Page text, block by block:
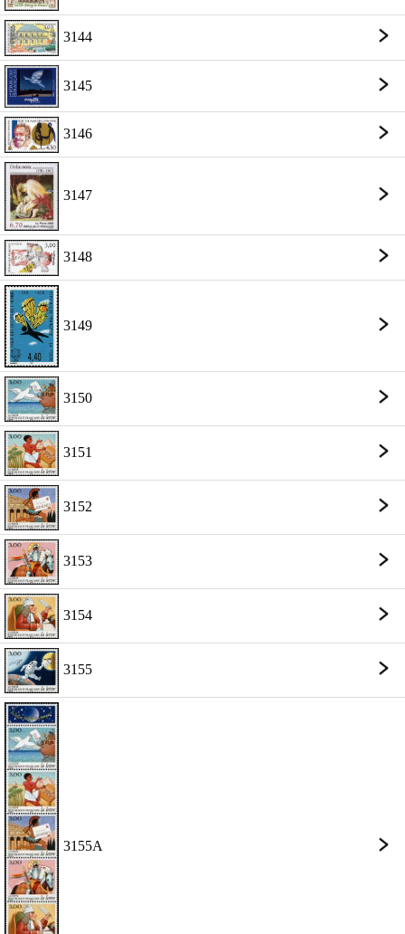
3144
3145
3146
3147
3148
3149
3150
3151
3152
3153
3154
3155
3155A